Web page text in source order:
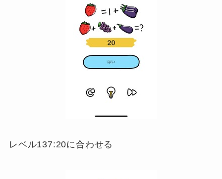
レベル137:20に合わせる